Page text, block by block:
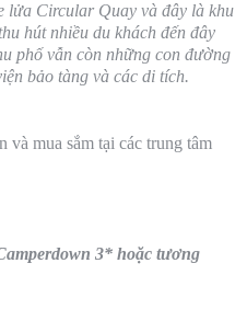
lửa Circular Quay và đây là khu
hút nhiều du khách đến đây
phố vẫn còn những con đường
bảo tàng và các di tích.
và mua sắm tại các trung tâm
3* hoặc tương